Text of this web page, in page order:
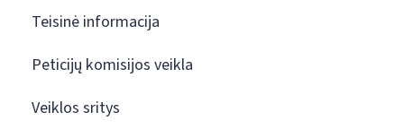
Teisinė informacija
Peticijų komisijos veikla
Veiklos sritys